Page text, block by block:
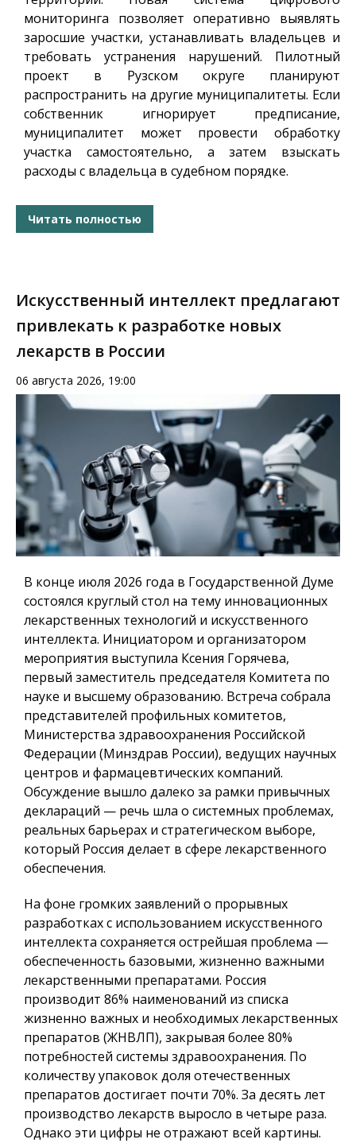
мониторинга позволяет оперативно выявлять
заросшие участки, устанавливать владельцев и
требовать устранения нарушений. Пилотный
проект в Рузском округе планируют
распространить на другие муниципалитеты. Если
собственник игнорирует предписание,
муниципалитет может провести обработку
участка самостоятельно, а затем взыскать
расходы с владельца в судебном порядке.
Читать полностью
Искусственный интеллект предлагают
привлекать к разработке новых
лекарств в России
06 августа 2026, 19:00
В конце июля 2026 года в Государственной Думе
состоялся круглый стол на тему инновационных
лекарственных технологий и искусственного
интеллекта. Инициатором и организатором
мероприятия выступила Ксения Горячева,
первый заместитель председателя Комитета по
науке и высшему образованию. Встреча собрала
представителей профильных комитетов,
Министерства здравоохранения Российской
Федерации (Минздрав России), ведущих научных
центров и фармацевтических компаний.
Обсуждение вышло далеко за рамки привычных
деклараций — речь шла о системных проблемах,
реальных барьерах и стратегическом выборе,
который Россия делает в сфере лекарственного
обеспечения.
На фоне громких заявлений о прорывных
разработках с использованием искусственного
интеллекта сохраняется острейшая проблема —
обеспеченность базовыми, жизненно важными
лекарственными препаратами. Россия
производит 86% наименований из списка
жизненно важных и необходимых лекарственных
препаратов (ЖНВЛП), закрывая более 80%
потребностей системы здравоохранения. По
количеству упаковок доля отечественных
препаратов достигает почти 70%. За десять лет
производство лекарств выросло в четыре раза.
Однако эти цифры не отражают всей картины.